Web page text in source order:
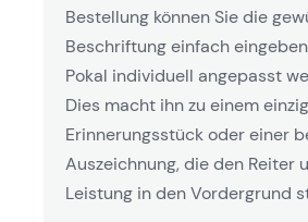
Bestellung können Sie die
Beschriftung einfach
Pokal individuell angepasst
Dies macht ihn zu einem
Erinnerungsstück oder einer
Auszeichnung, die den Reiter
Leistung in den Vordergrund